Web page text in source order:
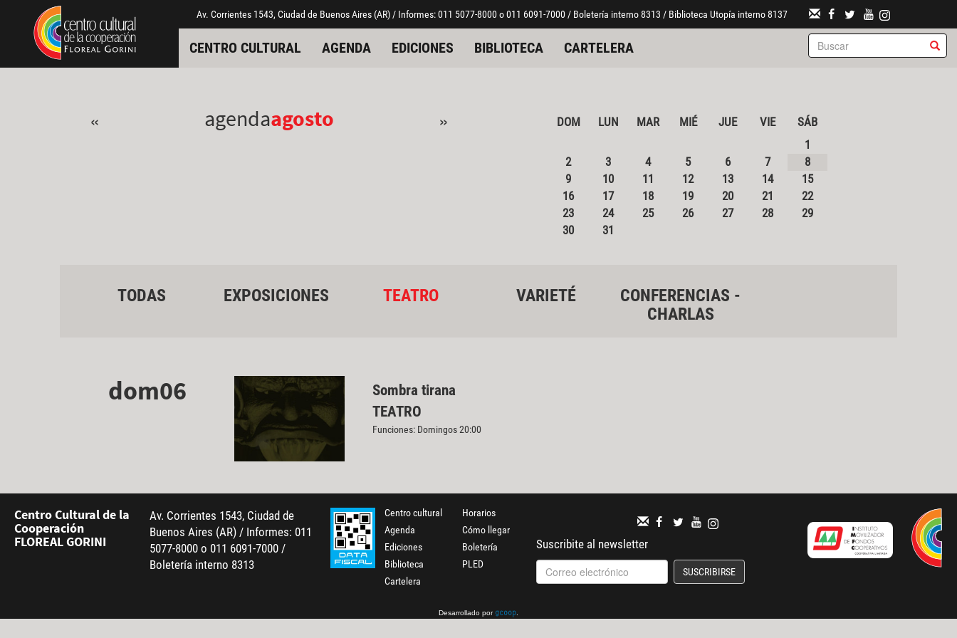
Pasar al contenido principal
Jump to main content Av. Corrientes 1543, Ciudad de Buenos Aires (AR) / Informes: 011 5077-8000 o 011 6091-7000 / Boletería interno 8313 / Biblioteca Utopía interno 8137
CENTRO CULTURAL AGENDA EDICIONES BIBLIOTECA CARTELERA
« agendaagosto » DOM LUN MAR MIÉ JUE VIE
SÁB
1
2
3 4 5 6 7
8
9
10 11 12 13 14
15
16
17 18 19 20 21
22
23
24 25 26 27 28
29
30
31
TODAS EXPOSICIONES TEATRO VARIETÉ
CONFERENCIAS -
CHARLAS
dom06
Sombra tirana
TEATRO
Funciones: Domingos 20:00
Centro Cultural de la
Cooperación
FLOREAL GORINI
Av. Corrientes 1543, Ciudad de
Buenos Aires (AR) / Informes: 011
5077-8000 o 011 6091-7000 /
Boletería interno 8313
Centro cultural
Agenda
Ediciones
Biblioteca
Cartelera
Horarios
Cómo llegar
Boletería
PLED
Suscribite al newsletter
SUSCRIBIRSE
Desarrollado por gcoop